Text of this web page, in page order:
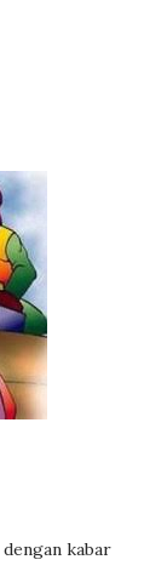
kabar